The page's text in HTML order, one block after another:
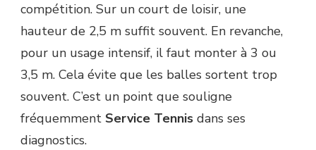
compétition. Sur un court de loisir, une
hauteur de 2,5 m suffit souvent. En revanche,
pour un usage intensif, il faut monter à 3 ou
3,5 m. Cela évite que les balles sortent trop
souvent. C’est un point que souligne
fréquemment Service Tennis dans ses
diagnostics.